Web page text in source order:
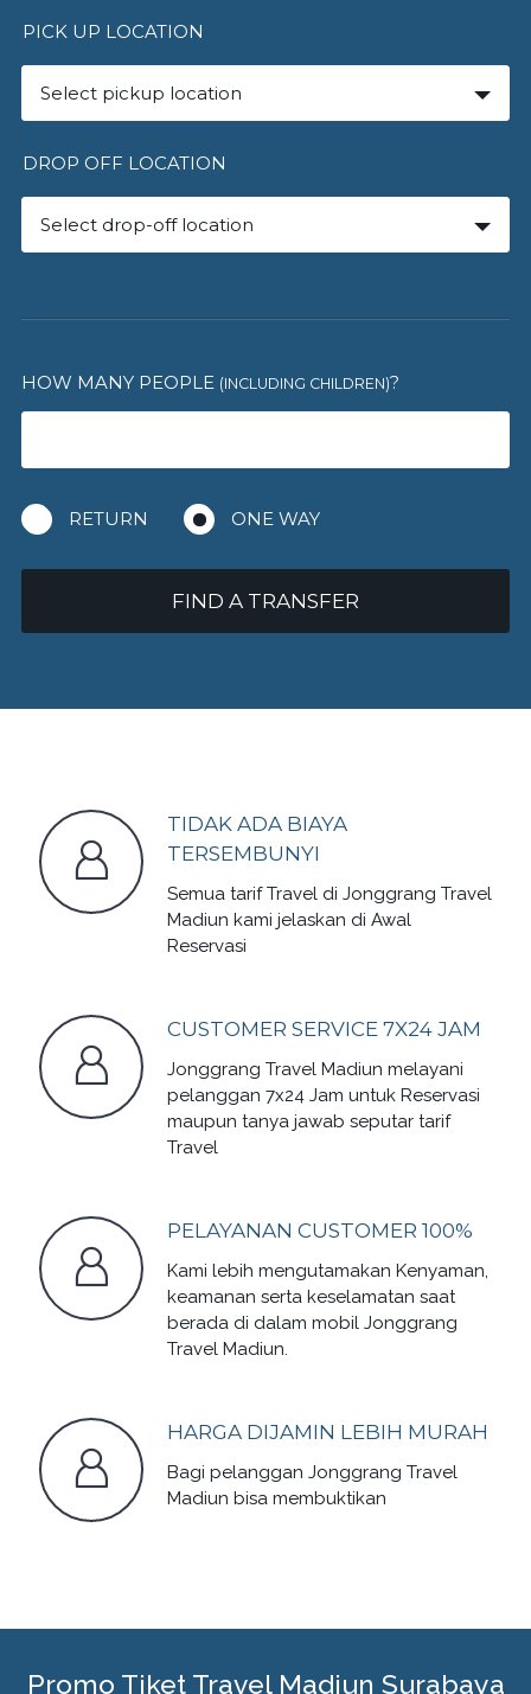
PICK UP LOCATION
Select pickup location
DROP OFF LOCATION
Select drop-off location
HOW MANY PEOPLE (INCLUDING CHILDREN)?
RETURN ONE WAY
FIND A TRANSFER
TIDAK ADA BIAYA
TERSEMBUNYI
Semua tarif Travel di Jonggrang Travel
Madiun kami jelaskan di Awal
Reservasi
CUSTOMER SERVICE 7X24 JAM
Jonggrang Travel Madiun melayani
pelanggan 7x24 Jam untuk Reservasi
maupun tanya jawab seputar tarif
Travel
PELAYANAN CUSTOMER 100%
Kami lebih mengutamakan Kenyaman,
keamanan serta keselamatan saat
berada di dalam mobil Jonggrang
Travel Madiun.
HARGA DIJAMIN LEBIH MURAH
Bagi pelanggan Jonggrang Travel
Madiun bisa membuktikan
Promo Tiket Travel Madiun Surabaya